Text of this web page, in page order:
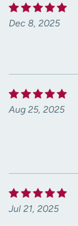
Dec 8, 2025
Aug 25, 2025
Jul 21, 2025